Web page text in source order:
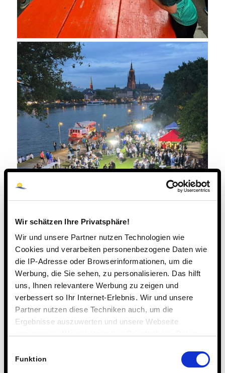
Wir schätzen Ihre Privatsphäre!
Wir und unsere Partner nutzen Technologien wie
Cookies und verarbeiten personenbezogene Daten wie
die IP-Adresse oder Browserinformationen, um die
Werbung, die Sie sehen, zu personalisieren. Das hilft
uns, Ihnen relevantere Werbung zu zeigen und
verbessert so Ihr Internet-Erlebnis. Wir und unsere
Partner nutzen diese Techniken auch, um die
Ergebnisse auszuwerten und unsere Webseite
Technologien.
Funktion
27. JUNI 2026
Einblick in die Welt der